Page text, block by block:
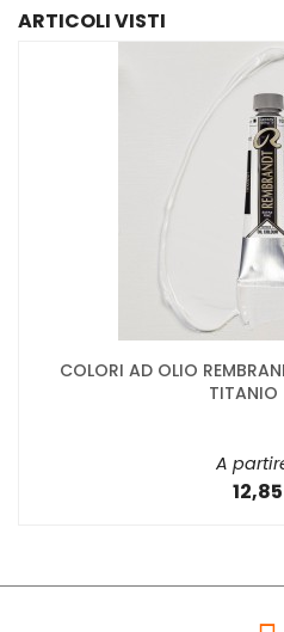
ARTICOLI VISTI
COLORI AD OLIO
A